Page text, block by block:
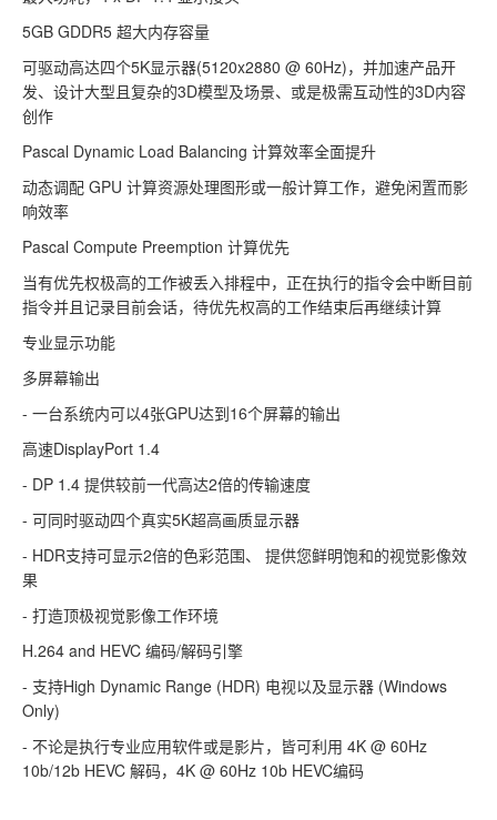
5GB GDDR5 超大内存容量
可驱动高达四个5K显示器(5120x2880 @ 60Hz)，并加速产品开
发、设计大型且复杂的3D模型及场景、或是极需互动性的3D内容
创作
Pascal Dynamic Load Balancing 计算效率全面提升
动态调配 GPU 计算资源处理图形或一般计算工作，避免闲置而影
响效率
Pascal Compute Preemption 计算优先
当有优先权极高的工作被丢入排程中，正在执行的指令会中断目前
指令并且记录目前会话，待优先权高的工作结束后再继续计算
专业显示功能
多屏幕输出
- 一台系统内可以4张GPU达到16个屏幕的输出
高速DisplayPort 1.4
- DP 1.4 提供较前一代高达2倍的传输速度
- 可同时驱动四个真实5K超高画质显示器
- HDR支持可显示2倍的色彩范围、 提供您鲜明饱和的视觉影像效
果
- 打造顶极视觉影像工作环境
H.264 and HEVC 编码/解码引擎
- 支持High Dynamic Range (HDR) 电视以及显示器 (Windows
Only)
- 不论是执行专业应用软件或是影片，皆可利用 4K @ 60Hz
10b/12b HEVC 解码，4K @ 60Hz 10b HEVC编码